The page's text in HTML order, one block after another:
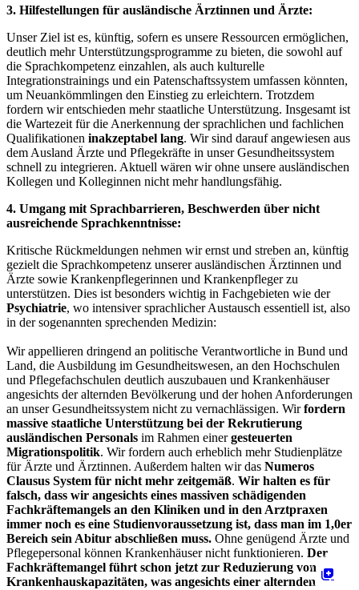
3. Hilfestellungen für ausländische Ärztinnen und Ärzte:
Unser Ziel ist es, künftig, sofern es unsere Ressourcen ermöglichen,
deutlich mehr Unterstützungsprogramme zu bieten, die sowohl auf
die Sprachkompetenz einzahlen, als auch kulturelle
Integrationstrainings und ein Patenschaftssystem umfassen könnten,
um Neuankömmlingen den Einstieg zu erleichtern. Trotzdem
fordern wir entschieden mehr staatliche Unterstützung. Insgesamt ist
die Wartezeit für die Anerkennung der sprachlichen und fachlichen
Qualifikationen inakzeptabel lang. Wir sind darauf angewiesen aus
dem Ausland Ärzte und Pflegekräfte in unser Gesundheitssystem
schnell zu integrieren. Aktuell wären wir ohne unsere ausländischen
Kollegen und Kolleginnen nicht mehr handlungsfähig.
4. Umgang mit Sprachbarrieren, Beschwerden über nicht
ausreichende Sprachkenntnisse:
Kritische Rückmeldungen nehmen wir ernst und streben an, künftig
gezielt die Sprachkompetenz unserer ausländischen Ärztinnen und
Ärzte sowie Krankenpflegerinnen und Krankenpfleger zu
unterstützen. Dies ist besonders wichtig in Fachgebieten wie der
Psychiatrie, wo intensiver sprachlicher Austausch essentiell ist, also
in der sogenannten sprechenden Medizin:
Wir appellieren dringend an politische Verantwortliche in Bund und
Land, die Ausbildung im Gesundheitswesen, an den Hochschulen
und Pflegefachschulen deutlich auszubauen und Krankenhäuser
angesichts der alternden Bevölkerung und der hohen Anforderungen
an unser Gesundheitssystem nicht zu vernachlässigen. Wirfordern
massive staatliche Unterstützung bei der Rekrutierung
ausländischen Personals im Rahmen einergesteuerten
Migrationspolitik. Wir fordern auch erheblich mehr Studienplätze
für Ärzte und Ärztinnen. Außerdem halten wir das Numeros
Clausus System für nicht mehr zeitgemäß. Wir halten es für
falsch, dass wir angesichts eines massiven schädigenden
Fachkräftemangels an den Kliniken und in den Arztpraxen
immer noch es eine Studienvoraussetzung ist, dass man im 1,0er
Bereich sein Abitur abschließen muss. Ohne genügend Ärzte und
Pflegepersonal können Krankenhäuser nicht funktionieren. Der
Fachkräftemangel führt schon jetzt zur Reduzierung von
Krankenhauskapazitäten, was angesichts einer alternden